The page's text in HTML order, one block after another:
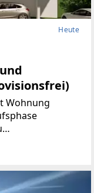
Heute
Wohnung
von ca. 50
mit